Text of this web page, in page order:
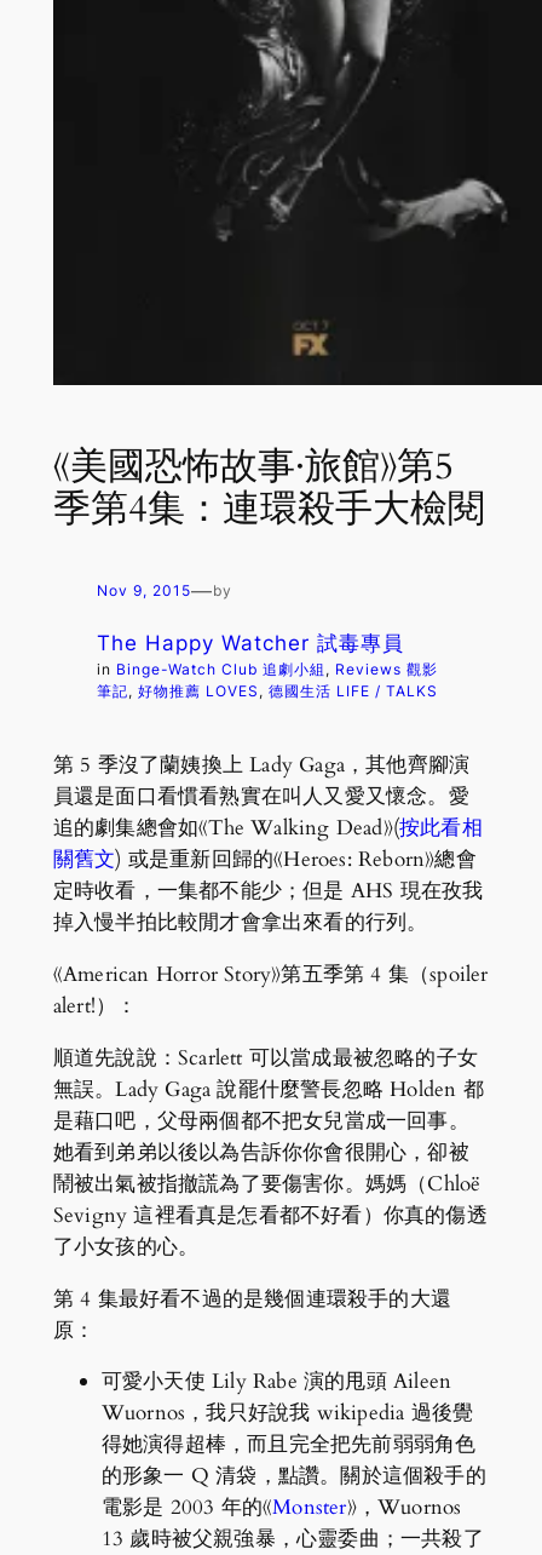
《美國恐怖故事·旅館》第5
季第4集：連環殺手大檢閱
Nov 9, 2015—by
The Happy Watcher 試毒專員
in Binge-Watch Club 追劇小組 , Reviews 觀影
筆記, 好物推薦 LOVES , 德國生活 LIFE / TALKS
第 5 季沒了蘭姨換上 Lady Gaga，其他齊腳演
員還是面口看慣看熟實在叫人又愛又懷念。愛
追的劇集總會如《The Walking Dead》(按此看相
關舊文) 或是重新回歸的《Heroes: Reborn》總會
定時收看，一集都不能少；但是 AHS 現在孜我
掉入慢半拍比較閒才會拿出來看的行列。
《American Horror Story》第五季第 4 集（spoiler
alert!）：
順道先說說：Scarlett 可以當成最被忽略的子女
無誤。Lady Gaga 說罷什麼警長忽略 Holden 都
是藉口吧，父母兩個都不把女兒當成一回事。
她看到弟弟以後以為告訴你你會很開心，卻被
鬧被出氣被指撤謊為了要傷害你。媽媽（Chloë
Sevigny 這裡看真是怎看都不好看）你真的傷透
了小女孩的心。
第 4 集最好看不過的是幾個連環殺手的大還
原：
可愛小天使 Lily Rabe 演的甩頭 Aileen
Wuornos，我只好說我 wikipedia 過後覺
得她演得超棒，而且完全把先前弱弱角色
的形象一 Q 清袋，點讚。關於這個殺手的
電影是 2003 年的《Monster》，Wuornos
13 歲時被父親強暴，心靈委曲；一共殺了